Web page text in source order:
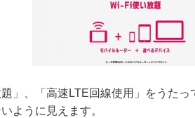
」、「高速LTE回線使用」をうた
ように見えます。